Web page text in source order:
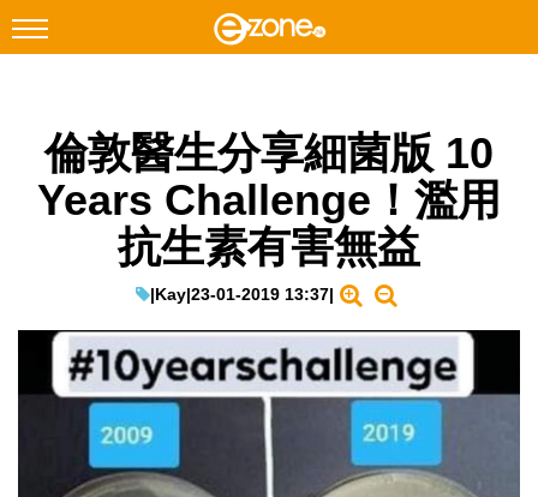
Facebook Instagram
科技焦點
教學評測
EduTech
生成式AI與雲端應用
倫敦醫生分享細菌版 10
Years Challenge！濫用
抗生素有害無益
|Kay|23-01-2019 13:37|